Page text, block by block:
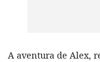
A aventura de Alex,